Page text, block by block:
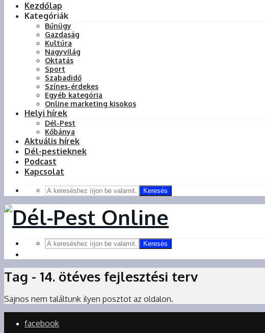
Kezdőlap
Kategóriák
Bűnügy
Gazdaság
Kultúra
Nagyvilág
Oktatás
Sport
Szabadidő
Színes-érdekes
Egyéb kategória
Online marketing kisokos
Helyi hírek
Dél-Pest
Kőbánya
Aktuális hírek
Dél-pestieknek
Podcast
Kapcsolat
Keresés
Keresés
Tag - 14. ötéves fejlesztési terv
Sajnos nem találtunk ilyen posztot az oldalon.
facebook